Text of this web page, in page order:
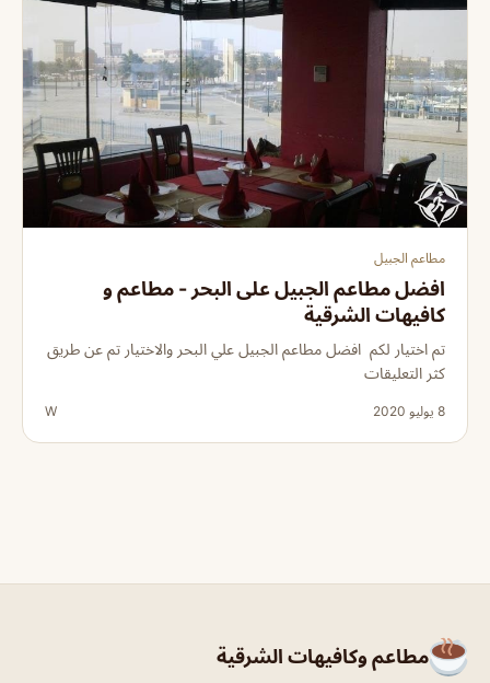
مطاعم الجبيل
افضل مطاعم الجبيل على البحر - مطاعم و
كافيهات الشرقية
تم اختيار لكم افضل مطاعم الجبيل علي البحر والاختيار تم عن طريق
كثر التعليقات
8 يوليو 2020 W
مطاعم وكافيهات الشرقية